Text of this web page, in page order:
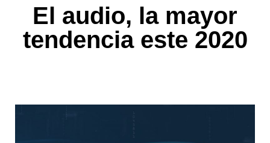
El audio, la mayor
tendencia este 2020